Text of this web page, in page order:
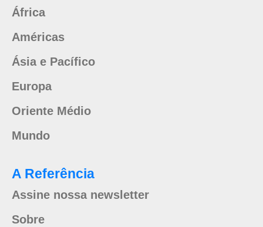
África
Américas
Ásia e Pacífico
Europa
Oriente Médio
Mundo
A Referência
Assine nossa newsletter
Sobre